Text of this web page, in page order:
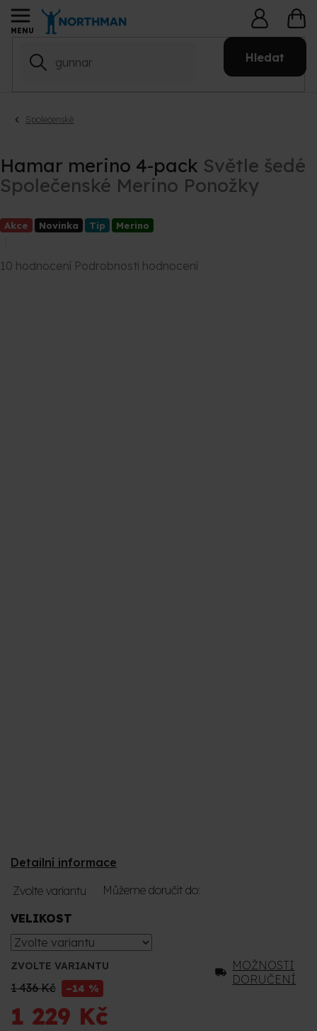
Přejít
na
Hledat
Společenské
Hamar merino 4-pack Světle šedé
Společenské Merino Ponožky
Akce Novinka Tip Merino
hodnocení
10 hodnocení Podrobnosti hodnocení
1 436 Kč –14 %
1 229 Kč
ZVOLTE VARIANTU
VELIKOST
Můžeme doručit do:
Zvolte variantu
MOŽNOSTI
DORUČENÍ
Detailní informace